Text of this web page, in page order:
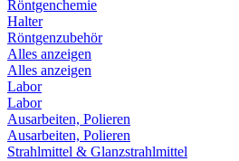
Röntgenchemie
Halter
Röntgenzubehör
Alles anzeigen
Alles anzeigen
Labor
Labor
Ausarbeiten, Polieren
Ausarbeiten, Polieren
Strahlmittel & Glanzstrahlmittel